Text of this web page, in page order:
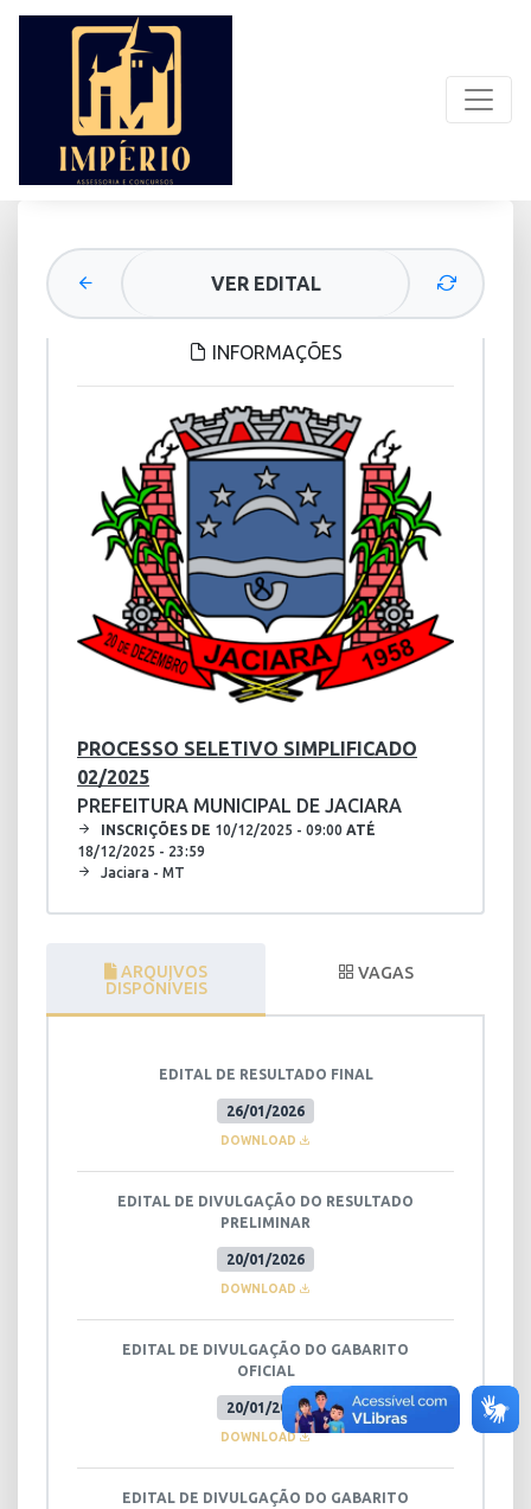
VER EDITAL
INFORMAÇÕES
PROCESSO SELETIVO SIMPLIFICADO
02/2025
PREFEITURA MUNICIPAL DE JACIARA
INSCRIÇÕES DE 10/12/2025 - 09:00 ATÉ
18/12/2025 - 23:59
Jaciara - MT
ARQUIVOS
DISPONÍVEIS
VAGAS
26/01/2026
EDITAL DE RESULTADO FINAL
DOWNLOAD
20/01/2026
EDITAL DE DIVULGAÇÃO DO RESULTADO
PRELIMINAR
DOWNLOAD
20/01/2026
EDITAL DE DIVULGAÇÃO DO GABARITO
OFICIAL
DOWNLOAD
EDITAL DE DIVULGAÇÃO DO GABARITO